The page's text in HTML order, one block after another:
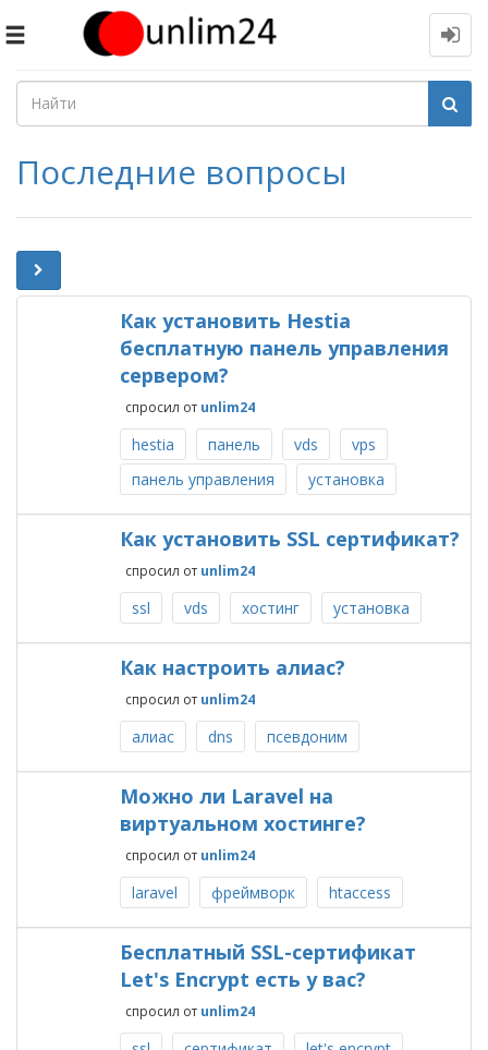
Toggle
navigation
Последние вопросы
Как установить Hestia
бесплатную панель управления
сервером?
спросил от unlim24
hestia панель vds
vps
панель управления
установка
Как установить SSL сертификат?
спросил от unlim24
ssl vds хостинг установка
Как настроить алиас?
спросил от unlim24
алиас dns псевдоним
Можно ли Laravel на
виртуальном хостинге?
спросил от unlim24
laravel фреймворк htaccess
Бесплатный SSL-сертификат
Let's Encrypt есть у вас?
спросил от unlim24